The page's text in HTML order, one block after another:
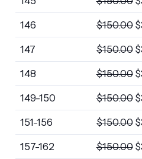
146 $150.00 $
147 $150.00 $
148 $150.00 $
149-150 $150.00 $
151-156 $150.00 $
157-162 $150.00 $